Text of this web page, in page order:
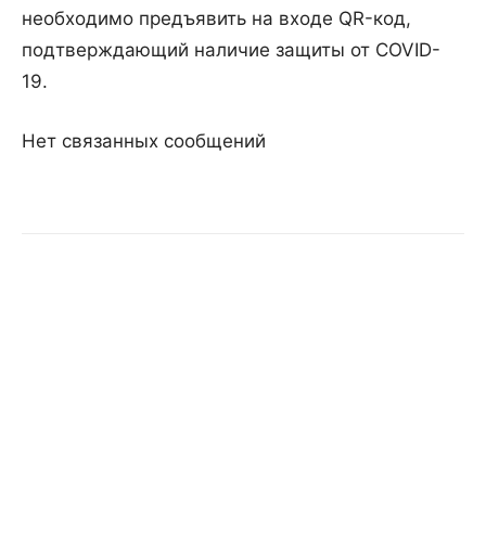
необходимо предъявить на входе QR-код,
подтверждающий наличие защиты от COVID-
19.
Нет связанных сообщений